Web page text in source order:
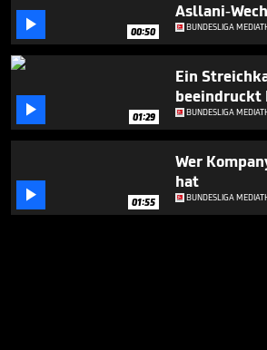
 00:50
Asllani-
BUNDESLIGA
 01:29
Ein
beeindruckt
BUNDESLIGA
 01:55
Wer
hat
BUNDESLIGA